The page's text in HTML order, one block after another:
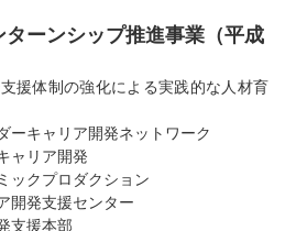
ーンシップ推進事業（平成
援体制の強化による実践的な人材育
キャリア開発ネットワーク
ャリア開発
クプロダクション
発支援センター
支援本部